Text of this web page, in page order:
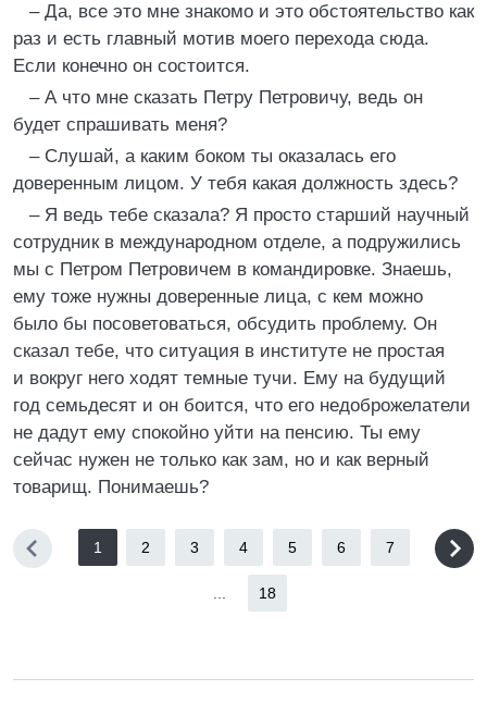
– Да, все это мне знакомо и это обстоятельство как
раз и есть главный мотив моего перехода сюда.
Если конечно он состоится.
– А что мне сказать Петру Петровичу, ведь он
будет спрашивать меня?
– Слушай, а каким боком ты оказалась его
доверенным лицом. У тебя какая должность здесь?
– Я ведь тебе сказала? Я просто старший научный
сотрудник в международном отделе, а подружились
мы с Петром Петровичем в командировке. Знаешь,
ему тоже нужны доверенные лица, с кем можно
было бы посоветоваться, обсудить проблему. Он
сказал тебе, что ситуация в институте не простая
и вокруг него ходят темные тучи. Ему на будущий
год семьдесят и он боится, что его недоброжелатели
не дадут ему спокойно уйти на пенсию. Ты ему
сейчас нужен не только как зам, но и как верный
товарищ. Понимаешь?
1 2 3 4 5 6 7
18